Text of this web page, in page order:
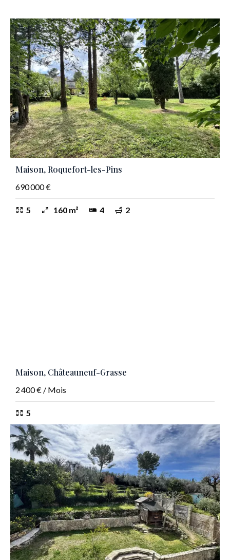
Maison, Roquefort-les-Pins
690 000 €
5 160 m² 4 2
Maison, Châteauneuf-Grasse
2 400 € / Mois
5